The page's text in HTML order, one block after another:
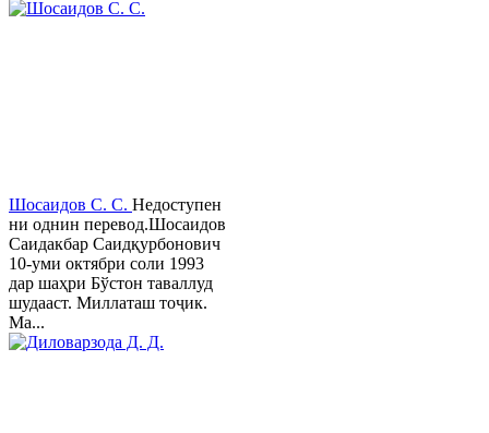
Шосаидов С. С. Недоступен
ни однин перевод.Шосаидов
Саидакбар Саидқурбонович
10-уми октябри соли 1993
дар шаҳри Бўстон таваллуд
шудааст. Миллаташ тоҷик.
Ма...